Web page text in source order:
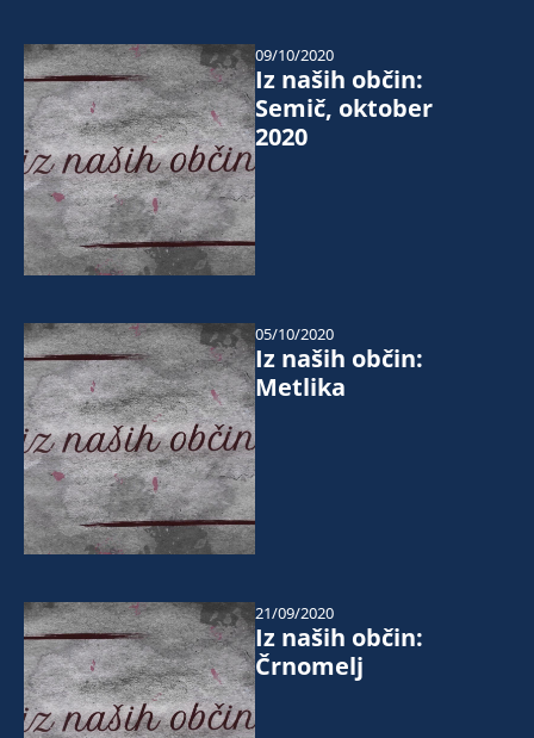
Iz naših občin:
Semič, oktober
2020
09/10/2020
Iz naših občin:
Metlika
05/10/2020
Iz naših občin:
Črnomelj
21/09/2020